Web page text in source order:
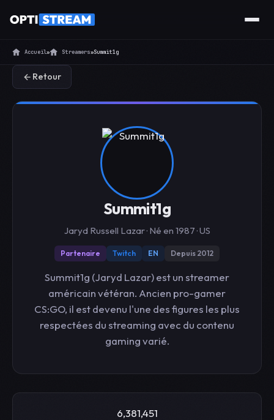
Accueil» Streamers»Summit1g
Retour
Summit1g
Jaryd Russell Lazar · Né en 1987 · US
Partenaire Twitch EN Depuis 2012
Summit1g (Jaryd Lazar) est un streamer
américain vétéran. Ancien pro-gamer
CS:GO, il est devenu l'une des figures les plus
respectées du streaming avec du contenu
gaming varié.
6,381,451